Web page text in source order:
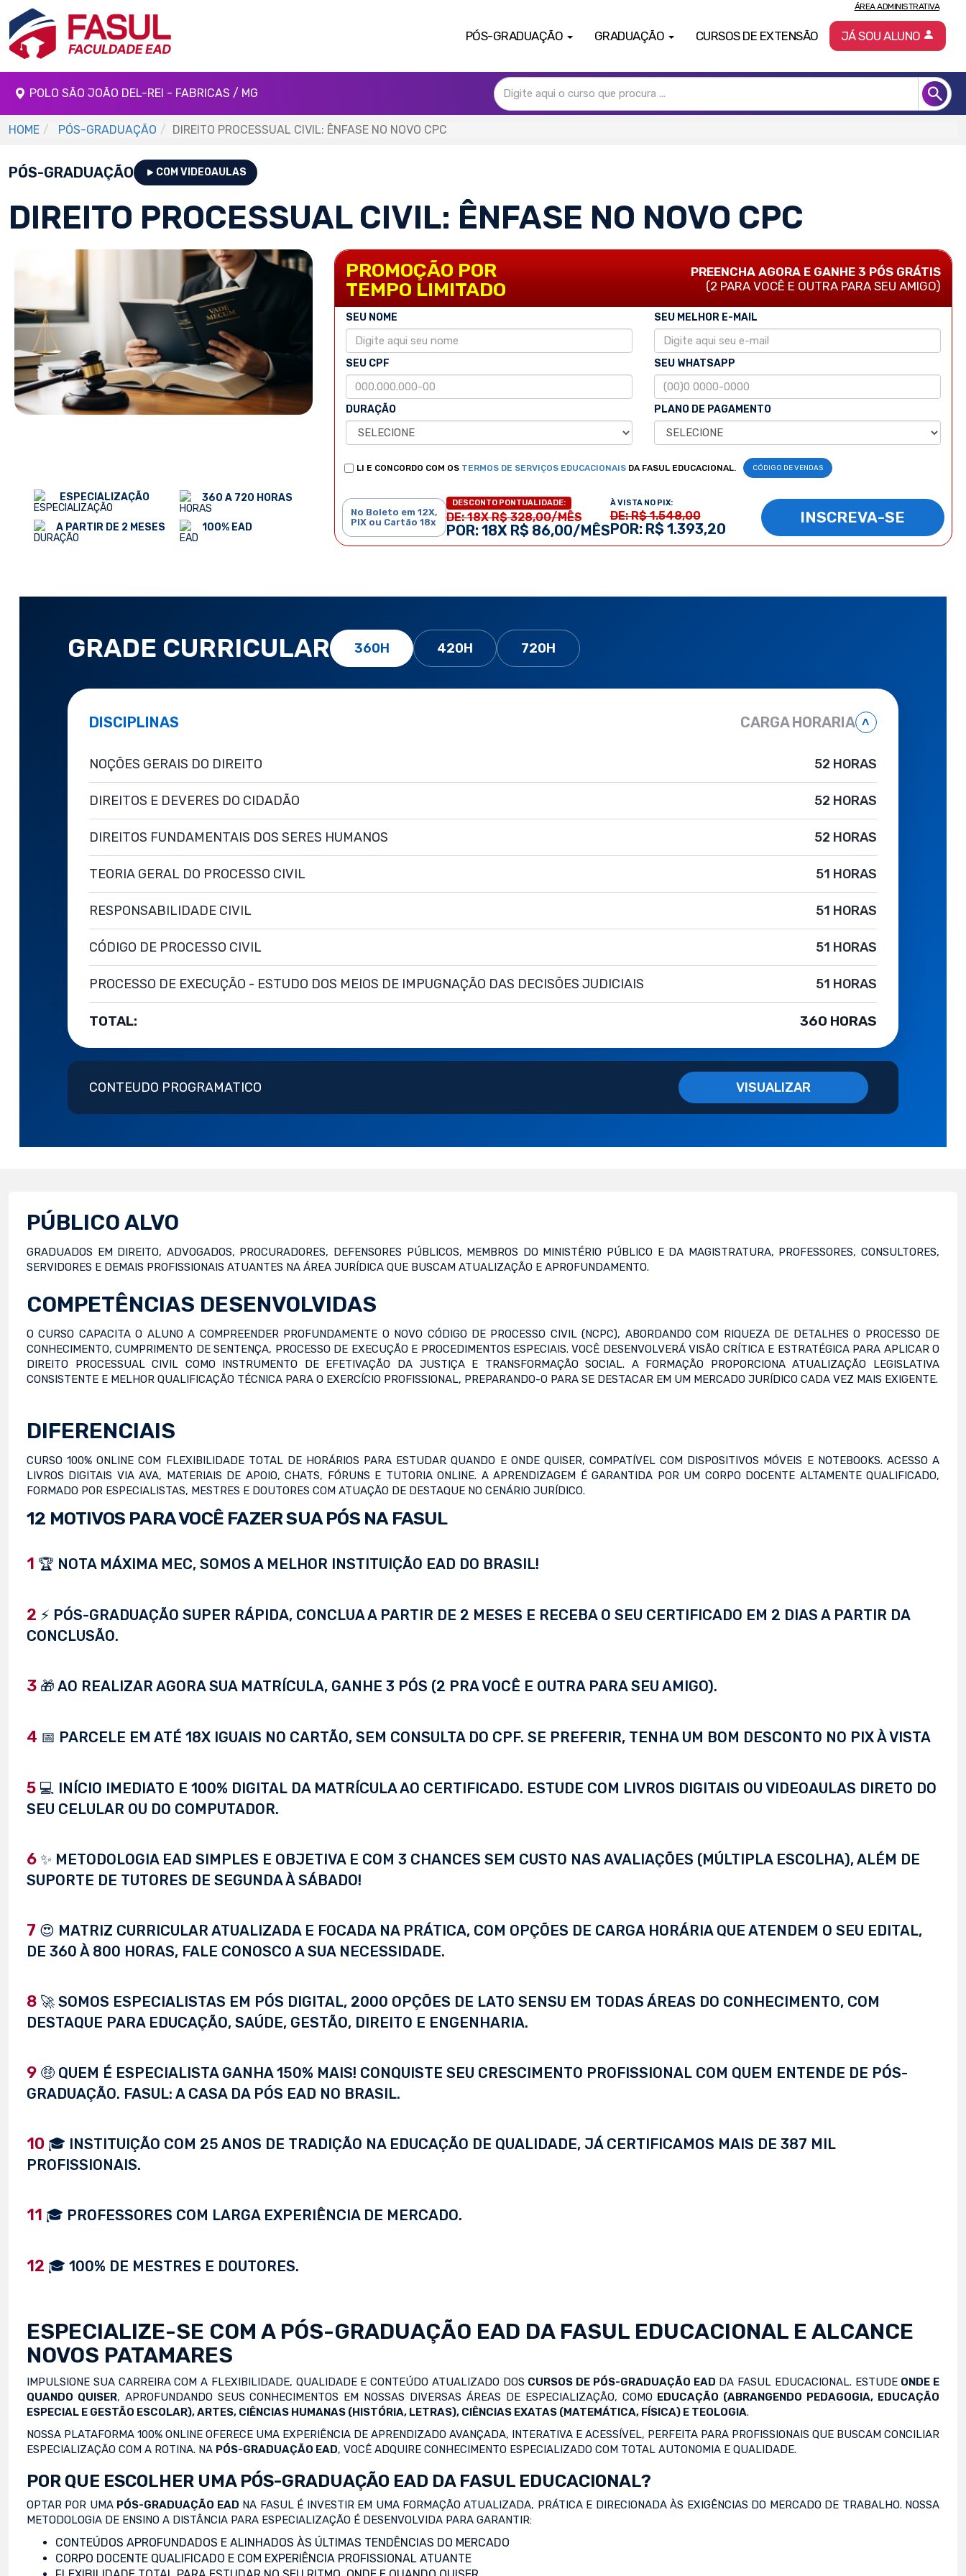
PÓS-GRADUAÇÃO GRADUAÇÃO CURSOS DE EXTENSÃO
ÁREA ADMINISTRATIVA
JÁ SOU ALUNO
POLO SÃO JOÃO DEL-REI - FABRICAS / MG
HOME PÓS-GRADUAÇÃO DIREITO PROCESSUAL CIVIL: ÊNFASE NO NOVO CPC
PÓS-GRADUAÇÃO COM VIDEOAULAS
DIREITO PROCESSUAL CIVIL: ÊNFASE NO NOVO CPC
ESPECIALIZAÇÃO
A PARTIR DE 2 MESES
360 A 720 HORAS
100% EAD
PROMOÇÃO POR
TEMPO LIMITADO
PREENCHA AGORA E GANHE 3 PÓS GRÁTIS
(2 PARA VOCÊ E OUTRA PARA SEU AMIGO)
SEU NOME
SEU CPF
SEU MELHOR E-MAIL
SEU WHATSAPP
DURAÇÃO PLANO DE PAGAMENTO
LI E CONCORDO COM OS TERMOS DE SERVIÇOS EDUCACIONAISDA FASUL EDUCACIONAL. CÓDIGO DE VENDAS
No Boleto em 12X,
PIX ou Cartão 18x
DESCONTO PONTUALIDADE:
DE: 18X R$ 328,00/MÊS
POR: 18X R$ 86,00/MÊS
À VISTA NO PIX:
DE: R$ 1.548,00
POR: R$ 1.393,20
INSCREVA-SE
GRADE CURRICULAR 360H 420H 720H
DISCIPLINAS CARGA HORARIA ˄
NOÇÕES GERAIS DO DIREITO 52 HORAS
DIREITOS E DEVERES DO CIDADÃO 52 HORAS
DIREITOS FUNDAMENTAIS DOS SERES HUMANOS 52 HORAS
TEORIA GERAL DO PROCESSO CIVIL 51 HORAS
RESPONSABILIDADE CIVIL 51 HORAS
CÓDIGO DE PROCESSO CIVIL 51 HORAS
PROCESSO DE EXECUÇÃO - ESTUDO DOS MEIOS DE IMPUGNAÇÃO DAS DECISÕES JUDICIAIS 51 HORAS
TOTAL: 360 HORAS
CONTEUDO PROGRAMATICO VISUALIZAR
PÚBLICO ALVO
GRADUADOS EM DIREITO, ADVOGADOS, PROCURADORES, DEFENSORES PÚBLICOS, MEMBROS DO MINISTÉRIO PÚBLICO E DA MAGISTRATURA, PROFESSORES, CONSULTORES,
SERVIDORES E DEMAIS PROFISSIONAIS ATUANTES NA ÁREA JURÍDICA QUE BUSCAM ATUALIZAÇÃO E APROFUNDAMENTO.
COMPETÊNCIAS DESENVOLVIDAS
O CURSO CAPACITA O ALUNO A COMPREENDER PROFUNDAMENTE O NOVO CÓDIGO DE PROCESSO CIVIL (NCPC), ABORDANDO COM RIQUEZA DE DETALHES O PROCESSO DE
CONHECIMENTO, CUMPRIMENTO DE SENTENÇA, PROCESSO DE EXECUÇÃO E PROCEDIMENTOS ESPECIAIS. VOCÊ DESENVOLVERÁ VISÃO CRÍTICA E ESTRATÉGICA PARA APLICAR O
DIREITO PROCESSUAL CIVIL COMO INSTRUMENTO DE EFETIVAÇÃO DA JUSTIÇA E TRANSFORMAÇÃO SOCIAL. A FORMAÇÃO PROPORCIONA ATUALIZAÇÃO LEGISLATIVA
CONSISTENTE E MELHOR QUALIFICAÇÃO TÉCNICA PARA O EXERCÍCIO PROFISSIONAL, PREPARANDO-O PARA SE DESTACAR EM UM MERCADO JURÍDICO CADA VEZ MAIS EXIGENTE.
DIFERENCIAIS
CURSO 100% ONLINE COM FLEXIBILIDADE TOTAL DE HORÁRIOS PARA ESTUDAR QUANDO E ONDE QUISER, COMPATÍVEL COM DISPOSITIVOS MÓVEIS E NOTEBOOKS. ACESSO A
LIVROS DIGITAIS VIA AVA, MATERIAIS DE APOIO, CHATS, FÓRUNS E TUTORIA ONLINE. A APRENDIZAGEM É GARANTIDA POR UM CORPO DOCENTE ALTAMENTE QUALIFICADO,
FORMADO POR ESPECIALISTAS, MESTRES E DOUTORES COM ATUAÇÃO DE DESTAQUE NO CENÁRIO JURÍDICO.
12 MOTIVOS PARA VOCÊ FAZER SUA PÓS NA FASUL
1 🏆 NOTA MÁXIMA MEC, SOMOS A MELHOR INSTITUIÇÃO EAD DO BRASIL!
2 ⚡ PÓS-GRADUAÇÃO SUPER RÁPIDA, CONCLUA A PARTIR DE 2 MESES E RECEBA O SEU CERTIFICADO EM 2 DIAS A PARTIR DA
CONCLUSÃO.
3 🎁 AO REALIZAR AGORA SUA MATRÍCULA, GANHE 3 PÓS (2 PRA VOCÊ E OUTRA PARA SEU AMIGO).
4 📅 PARCELE EM ATÉ 18X IGUAIS NO CARTÃO, SEM CONSULTA DO CPF. SE PREFERIR, TENHA UM BOM DESCONTO NO PIX À VISTA
5 💻 INÍCIO IMEDIATO E 100% DIGITAL DA MATRÍCULA AO CERTIFICADO. ESTUDE COM LIVROS DIGITAIS OU VIDEOAULAS DIRETO DO
SEU CELULAR OU DO COMPUTADOR.
6 ✨ METODOLOGIA EAD SIMPLES E OBJETIVA E COM 3 CHANCES SEM CUSTO NAS AVALIAÇÕES (MÚLTIPLA ESCOLHA), ALÉM DE
SUPORTE DE TUTORES DE SEGUNDA À SÁBADO!
7 😍 MATRIZ CURRICULAR ATUALIZADA E FOCADA NA PRÁTICA, COM OPÇÕES DE CARGA HORÁRIA QUE ATENDEM O SEU EDITAL,
DE 360 À 800 HORAS, FALE CONOSCO A SUA NECESSIDADE.
8 🚀 SOMOS ESPECIALISTAS EM PÓS DIGITAL, 2000 OPÇÕES DE LATO SENSU EM TODAS ÁREAS DO CONHECIMENTO, COM
DESTAQUE PARA EDUCAÇÃO, SAÚDE, GESTÃO, DIREITO E ENGENHARIA.
9 🤑 QUEM É ESPECIALISTA GANHA 150% MAIS! CONQUISTE SEU CRESCIMENTO PROFISSIONAL COM QUEM ENTENDE DE PÓS-
GRADUAÇÃO. FASUL: A CASA DA PÓS EAD NO BRASIL.
10 🎓 INSTITUIÇÃO COM 25 ANOS DE TRADIÇÃO NA EDUCAÇÃO DE QUALIDADE, JÁ CERTIFICAMOS MAIS DE 387 MIL
PROFISSIONAIS.
11 🎓 PROFESSORES COM LARGA EXPERIÊNCIA DE MERCADO.
12 🎓 100% DE MESTRES E DOUTORES.
ESPECIALIZE-SE COM A PÓS-GRADUAÇÃO EAD DA FASUL EDUCACIONAL E ALCANCE
NOVOS PATAMARES
IMPULSIONE SUA CARREIRA COM A FLEXIBILIDADE, QUALIDADE E CONTEÚDO ATUALIZADO DOS CURSOS DE PÓS-GRADUAÇÃO EAD DA FASUL EDUCACIONAL. ESTUDE ONDE E
QUANDO QUISER, APROFUNDANDO SEUS CONHECIMENTOS EM NOSSAS DIVERSAS ÁREAS DE ESPECIALIZAÇÃO, COMO EDUCAÇÃO (ABRANGENDO PEDAGOGIA, EDUCAÇÃO
ESPECIAL E GESTÃO ESCOLAR), ARTES, CIÊNCIAS HUMANAS (HISTÓRIA, LETRAS), CIÊNCIAS EXATAS (MATEMÁTICA, FÍSICA) E TEOLOGIA.
NOSSA PLATAFORMA 100% ONLINE OFERECE UMA EXPERIÊNCIA DE APRENDIZADO AVANÇADA, INTERATIVA E ACESSÍVEL, PERFEITA PARA PROFISSIONAIS QUE BUSCAM CONCILIAR
ESPECIALIZAÇÃO COM A ROTINA. NA PÓS-GRADUAÇÃO EAD, VOCÊ ADQUIRE CONHECIMENTO ESPECIALIZADO COM TOTAL AUTONOMIA E QUALIDADE.
POR QUE ESCOLHER UMA PÓS-GRADUAÇÃO EAD DA FASUL EDUCACIONAL?
OPTAR POR UMA PÓS-GRADUAÇÃO EAD NA FASUL É INVESTIR EM UMA FORMAÇÃO ATUALIZADA, PRÁTICA E DIRECIONADA ÀS EXIGÊNCIAS DO MERCADO DE TRABALHO. NOSSA
METODOLOGIA DE ENSINO A DISTÂNCIA PARA ESPECIALIZAÇÃO É DESENVOLVIDA PARA GARANTIR:
CONTEÚDOS APROFUNDADOS E ALINHADOS ÀS ÚLTIMAS TENDÊNCIAS DO MERCADO
CORPO DOCENTE QUALIFICADO E COM EXPERIÊNCIA PROFISSIONAL ATUANTE